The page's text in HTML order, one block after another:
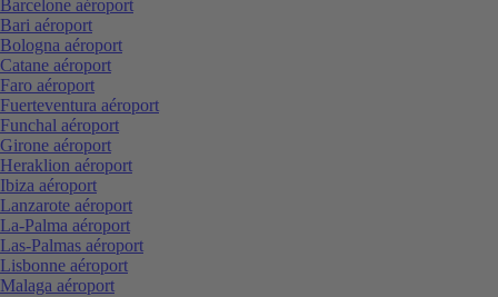
Barcelone aéroport
Bari aéroport
Bologna aéroport
Catane aéroport
Faro aéroport
Fuerteventura aéroport
Funchal aéroport
Girone aéroport
Heraklion aéroport
Ibiza aéroport
Lanzarote aéroport
La-Palma aéroport
Las-Palmas aéroport
Lisbonne aéroport
Malaga aéroport